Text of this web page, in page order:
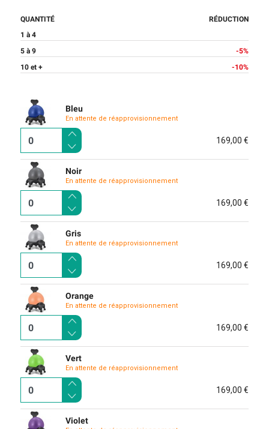
QUANTITÉ
RÉDUCTION
1 à 4
5 à 9
-5%
10 et +
-10%
Bleu
En attente de réapprovisionnement
169,00 €
Noir
En attente de réapprovisionnement
169,00 €
Gris
En attente de réapprovisionnement
169,00 €
Orange
En attente de réapprovisionnement
169,00 €
Vert
En attente de réapprovisionnement
169,00 €
Violet